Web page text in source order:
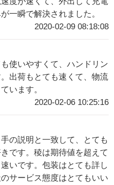
一瞬で解決されました。
2020-02-09 08:18:08
使いやすくて、ハンドリン
出荷もとても速くて、物流
います。
2020-02-06 10:25:16
の説明と一致して、とても
です。稜は期待値を超えて
いです。包装はとても詳し
サービス態度はとてもいい